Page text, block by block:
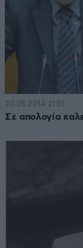
20·05·2014 21:01
Σε απολογία